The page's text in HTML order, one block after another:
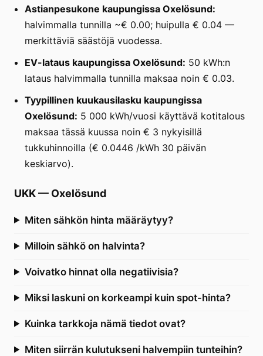
Astianpesukone kaupungissa Oxelösund:
halvimmalla tunnilla ~€ 0.00; huipulla € 0.04 —
merkittäviä säästöjä vuodessa.
EV-lataus kaupungissa Oxelösund: 50 kWh:n
lataus halvimmalla tunnilla maksaa noin € 0.03.
Tyypillinen kuukausilasku kaupungissa
Oxelösund: 5 000 kWh/vuosi käyttävä kotitalous
maksaa tässä kuussa noin € 3 nykyisillä
tukkuhinnoilla (€ 0.0446 /kWh 30 päivän
keskiarvo).
UKK— Oxelösund
Miten sähkön hinta määräytyy?
Milloin sähkö on halvinta?
Voivatko hinnat olla negatiivisia?
Miksi laskuni on korkeampi kuin spot-hinta?
Kuinka tarkkoja nämä tiedot ovat?
Miten siirrän kulutukseni halvempiin tunteihin?